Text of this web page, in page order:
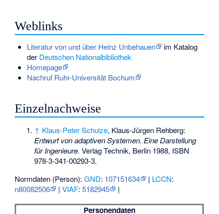
Weblinks
Literatur von und über Heinz Unbehauen
im Katalog
der Deutschen Nationalbibliothek
Homepage
Nachruf Ruhr-Universität Bochum
Einzelnachweise
↑ Klaus-Peter Schulze, Klaus-Jürgen Rehberg:
Entwurf von adaptiven Systemen. Eine Darstellung
für Ingenieure. Verlag Technik, Berlin 1988, ISBN
978-3-341-00293-3.
Normdaten (Person):GND: 107151634 | LCCN:
n80082506
|VIAF:5182945 |
Personendaten